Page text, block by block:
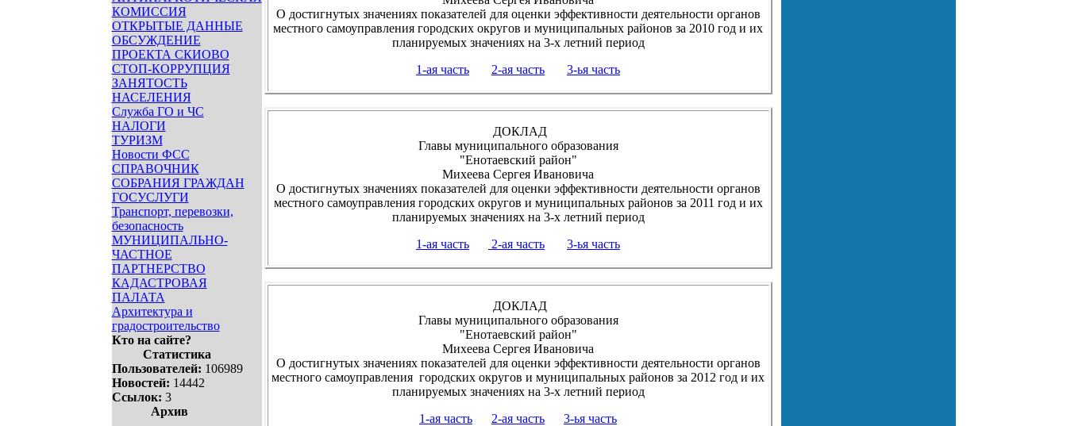
КОМИССИЯ
ОТКРЫТЫЕ ДАННЫЕ
ОБСУЖДЕНИЕ
ПРОЕКТА СКИОВО
СТОП-КОРРУПЦИЯ
ЗАНЯТОСТЬ
НАСЕЛЕНИЯ
Служба ГО и ЧС
НАЛОГИ
ТУРИЗМ
Новости ФСС
СПРАВОЧНИК
СОБРАНИЯ ГРАЖДАН
ГОСУСЛУГИ
Транспорт, перевозки,
безопасность
МУНИЦИПАЛЬНО-
ЧАСТНОЕ
ПАРТНЕРСТВО
КАДАСТРОВАЯ
ПАЛАТА
Архитектура и
градостроительство
Кто на сайте?
Статистика
Пользователей: 106989
Новостей: 14442
Ссылок: 3
Архив
О достигнутых значениях показателей для оценки эффективности деятельности органов
местного самоуправления городских округов и муниципальных районов за 2010 год и их
планируемых значениях на 3-х летний период
1-ая часть
2-ая часть 3-ья часть
ДОКЛАД
Главы муниципального образования
"Енотаевский район"
Михеева Сергея Ивановича
О достигнутых значениях показателей для оценки эффективности деятельности органов
местного самоуправления городских округов и муниципальных районов за 2011 год и их
планируемых значениях на 3-х летний период
1-ая часть
2-ая часть 3-ья часть
ДОКЛАД
Главы муниципального образования
"Енотаевский район"
Михеева Сергея Ивановича
О достигнутых значениях показателей для оценки эффективности деятельности органов
местного самоуправления городских округов и муниципальных районов за 2012 год и их
планируемых значениях на 3-х летний период
1-ая часть
2-ая часть 3-ья часть